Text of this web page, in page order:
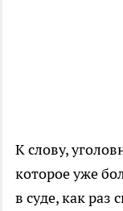
К слову,
которое уже
в суде, как раз